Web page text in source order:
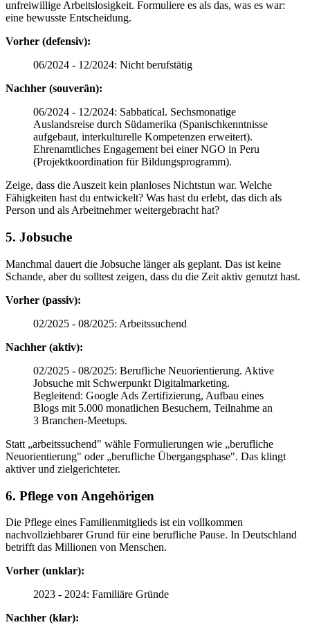
unfreiwillige Arbeitslosigkeit. Formuliere es als das, was es war:
eine bewusste Entscheidung.
Vorher (defensiv):
06/2024 - 12/2024: Nicht berufstätig
Nachher (souverän):
06/2024 - 12/2024: Sabbatical. Sechsmonatige
Auslandsreise durch Südamerika (Spanischkenntnisse
aufgebaut, interkulturelle Kompetenzen erweitert).
Ehrenamtliches Engagement bei einer NGO in Peru
(Projektkoordination für Bildungsprogramm).
Zeige, dass die Auszeit kein planloses Nichtstun war. Welche
Fähigkeiten hast du entwickelt? Was hast du erlebt, das dich als
Person und als Arbeitnehmer weitergebracht hat?
5. Jobsuche
Manchmal dauert die Jobsuche länger als geplant. Das ist keine
Schande, aber du solltest zeigen, dass du die Zeit aktiv genutzt hast.
Vorher (passiv):
02/2025 - 08/2025: Arbeitssuchend
Nachher (aktiv):
02/2025 - 08/2025: Berufliche Neuorientierung. Aktive
Jobsuche mit Schwerpunkt Digitalmarketing.
Begleitend: Google Ads Zertifizierung, Aufbau eines
Blogs mit 5.000 monatlichen Besuchern, Teilnahme an
3 Branchen-Meetups.
Statt „arbeitssuchend" wähle Formulierungen wie „berufliche
Neuorientierung" oder „berufliche Übergangsphase". Das klingt
aktiver und zielgerichteter.
6. Pflege von Angehörigen
Die Pflege eines Familienmitglieds ist ein vollkommen
nachvollziehbarer Grund für eine berufliche Pause. In Deutschland
betrifft das Millionen von Menschen.
Vorher (unklar):
2023 - 2024: Familiäre Gründe
Nachher (klar):